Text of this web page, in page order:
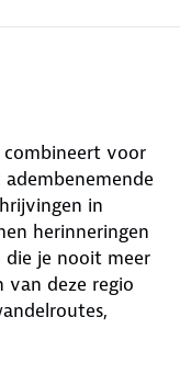
combineert voor
in
herinneringen
die je nooit meer
van deze regio
aan, pak je